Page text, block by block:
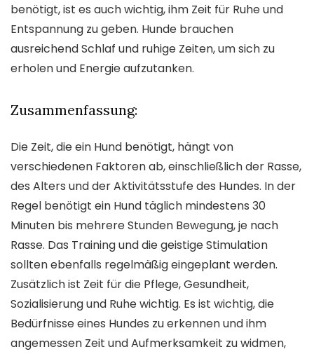
benötigt, ist es auch wichtig, ihm Zeit für Ruhe und
Entspannung zu geben. Hunde brauchen
ausreichend Schlaf und ruhige Zeiten, um sich zu
erholen und Energie aufzutanken.
Zusammenfassung:
Die Zeit, die ein Hund benötigt, hängt von
verschiedenen Faktoren ab, einschließlich der Rasse,
des Alters und der Aktivitätsstufe des Hundes. In der
Regel benötigt ein Hund täglich mindestens 30
Minuten bis mehrere Stunden Bewegung, je nach
Rasse. Das Training und die geistige Stimulation
sollten ebenfalls regelmäßig eingeplant werden.
Zusätzlich ist Zeit für die Pflege, Gesundheit,
Sozialisierung und Ruhe wichtig. Es ist wichtig, die
Bedürfnisse eines Hundes zu erkennen und ihm
angemessen Zeit und Aufmerksamkeit zu widmen,